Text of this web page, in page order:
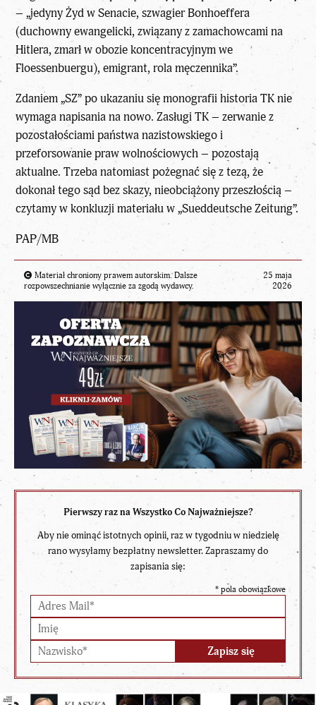
– „jedyny Żyd w Senacie, szwagier Bonhoeffera
(duchowny ewangelicki, związany z zamachowcami na
Hitlera, zmarł w obozie koncentracyjnym we
Floessenbuergu), emigrant, rola męczennika”.
Zdaniem „SZ” po ukazaniu się monografii historia TK nie
wymaga napisania na nowo. Zasługi TK – zerwanie z
pozostałościami państwa nazistowskiego i
przeforsowanie praw wolnościowych – pozostają
aktualne. Trzeba natomiast pożegnać się z tezą, że
dokonał tego sąd bez skazy, nieobciążony przeszłością –
czytamy w konkluzji materiału w „Sueddeutsche Zeitung”.
PAP/MB
Materiał chroniony prawem autorskim. Dalsze
rozpowszechnianie wyłącznie za zgodą wydawcy.
25 maja
2026
Pierwszy raz na Wszystko Co Najważniejsze?
Aby nie ominąć istotnych opinii, raz w tygodniu w niedzielę
rano wysyłamy bezpłatny newsletter. Zapraszamy do
zapisania się:
* pola obowiązkowe